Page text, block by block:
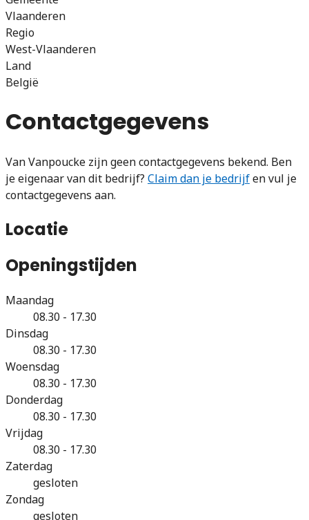
Vlaanderen
Regio
West-Vlaanderen
Land
België
Contactgegevens
Van Vanpoucke zijn geen contactgegevens bekend. Ben
je eigenaar van dit bedrijf? Claim dan je bedrijfen vul je
contactgegevens aan.
Locatie
Openingstijden
Maandag
08.30 - 17.30
Dinsdag
08.30 - 17.30
Woensdag
08.30 - 17.30
Donderdag
08.30 - 17.30
Vrijdag
08.30 - 17.30
Zaterdag
gesloten
Zondag
gesloten